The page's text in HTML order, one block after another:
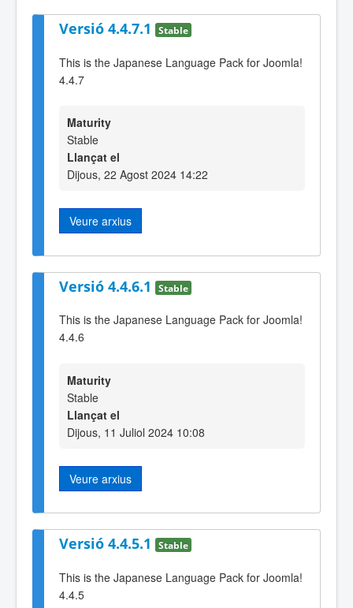
Versió 4.4.7.1 Stable
This is the Japanese Language Pack for Joomla!
4.4.7
Maturity
Stable
Llançat el
Dijous, 22 Agost 2024 14:22
Veure arxius
Versió 4.4.6.1 Stable
This is the Japanese Language Pack for Joomla!
4.4.6
Maturity
Stable
Llançat el
Dijous, 11 Juliol 2024 10:08
Veure arxius
Versió 4.4.5.1 Stable
This is the Japanese Language Pack for Joomla!
4.4.5